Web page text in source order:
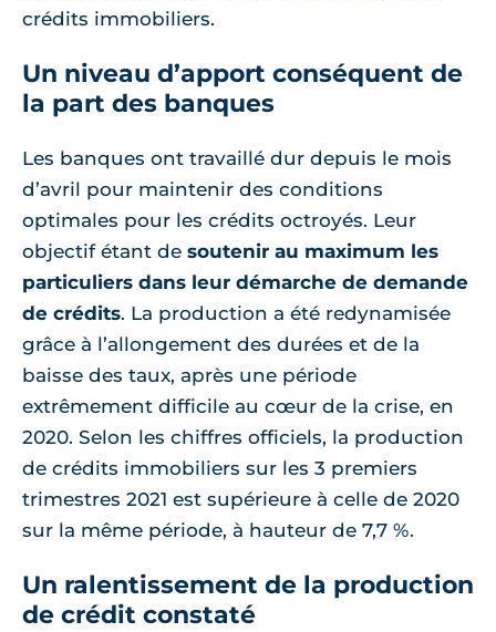
crédits immobiliers.
Un niveau d’apport conséquent de
la part des banques
Les banques ont travaillé dur depuis le mois
d’avril pour maintenir des conditions
optimales pour les crédits octroyés. Leur
objectif étant de soutenir au maximum les
particuliers dans leur démarche de demande
de crédits. La production a été redynamisée
grâce à l’allongement des durées et de la
baisse des taux, après une période
extrêmement difficile au cœur de la crise, en
2020. Selon les chiffres officiels, la production
de crédits immobiliers sur les 3 premiers
trimestres 2021 est supérieure à celle de 2020
sur la même période, à hauteur de 7,7 %.
Un ralentissement de la production
de crédit constaté